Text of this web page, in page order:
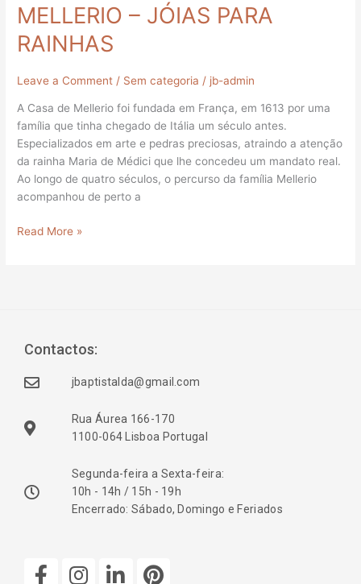
MELLERIO – JÓIAS PARA
RAINHAS
Leave a Comment / Sem categoria / jb-admin
A Casa de Mellerio foi fundada em França, em 1613 por uma
família que tinha chegado de Itália um século antes.
Especializados em arte e pedras preciosas, atraindo a atenção
da rainha Maria de Médici que lhe concedeu um mandato real.
Ao longo de quatro séculos, o percurso da família Mellerio
acompanhou de perto a
Read More »
Contactos:
jbaptistalda@gmail.com
Rua Áurea 166-170
1100-064 Lisboa Portugal
Segunda-feira a Sexta-feira:
10h - 14h / 15h - 19h
Encerrado: Sábado, Domingo e Feriados
a
n
i
i